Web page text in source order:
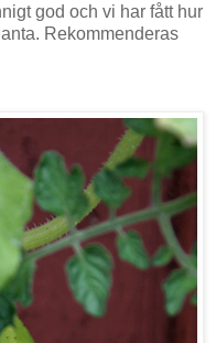
god och vi har fått hur
Rekommenderas